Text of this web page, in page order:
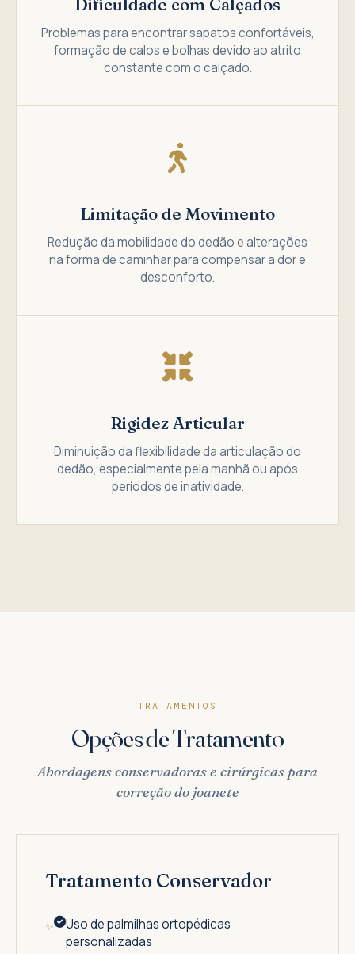
Dificuldade com Calçados
Problemas para encontrar sapatos confortáveis,
formação de calos e bolhas devido ao atrito
constante com o calçado.
Limitação de Movimento
Redução da mobilidade do dedão e alterações
na forma de caminhar para compensar a dor e
desconforto.
Rigidez Articular
Diminuição da flexibilidade da articulação do
dedão, especialmente pela manhã ou após
períodos de inatividade.
TRATAMENTOS
Opções de Tratamento
Abordagens conservadoras e cirúrgicas para
correção do joanete
Tratamento Conservador
Uso de palmilhas ortopédicas
personalizadas